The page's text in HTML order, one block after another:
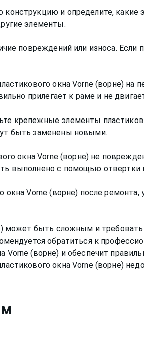
и определите,
элементы.
повреждений или износа.
окна Vorne (ворне)
прилегает к раме и не
крепежные элементы
быть заменены новыми.
окна Vorne (ворне) не
выполнено с помощью отвертки
Vorne (ворне) после
может быть сложным и
обратиться к
(ворне) и обеспечит